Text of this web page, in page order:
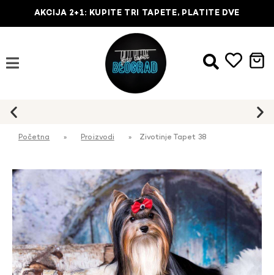
AKCIJA 2+1: KUPITE TRI TAPETE, PLATITE DVE
Početna » Proizvodi » Zivotinje Tapet 38